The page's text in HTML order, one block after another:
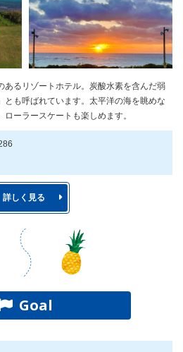
あるリゾートホテル。炭酸水素を含んだ弱
とも呼ばれています。太平洋の海を眺めな
ーラースケートも楽しめます。
詳しく見る
Goal